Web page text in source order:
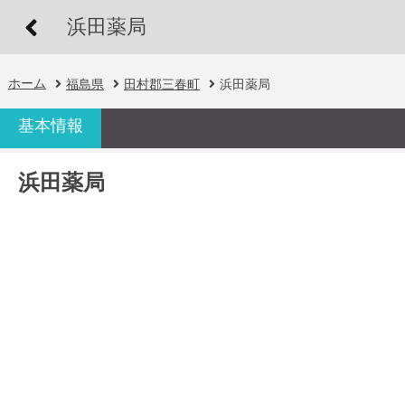
浜田薬局
ホーム 福島県 田村郡三春町 浜田薬局
基本情報
浜田薬局